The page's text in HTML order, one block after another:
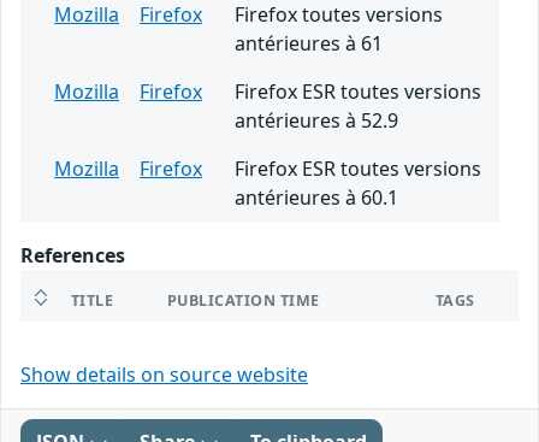
Mozilla Firefox
Firefox toutes versions
antérieures à 61
Mozilla
Firefox
Firefox ESR toutes versions
antérieures à 52.9
Mozilla
Firefox
Firefox ESR toutes versions
antérieures à 60.1
References
TITLE PUBLICATION TIME TAGS
Show details on source website